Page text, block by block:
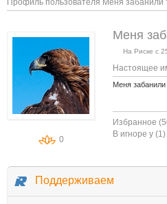
Профиль пользователя Меня забанили
0
Меня
На Риске с
Настоящее
Меня забанили
Избранное
В игноре у (1)
Поддерживаем